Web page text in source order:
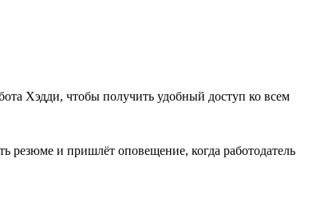
Хэдди, чтобы получить удобный доступ ко всем
резюме и пришлёт оповещение, когда работодатель